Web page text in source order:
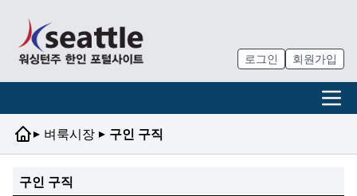
로그인 회원가입
▸ 벼룩시장 ▸ 구인 구직
구인 구직